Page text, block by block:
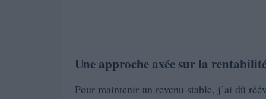
Une approche axée sur la
Pour maintenir un revenu stable, j’ai dû